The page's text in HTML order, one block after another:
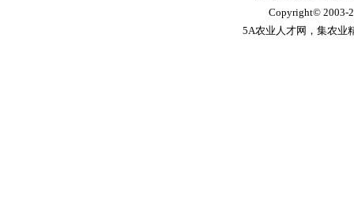
Copyright© 2003-
5A农业人才网，集农业